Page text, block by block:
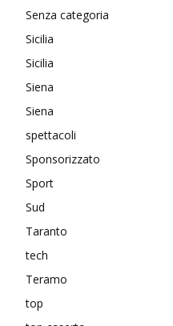
Senza categoria
Sicilia
Sicilia
Siena
Siena
spettacoli
Sponsorizzato
Sport
Sud
Taranto
tech
Teramo
top